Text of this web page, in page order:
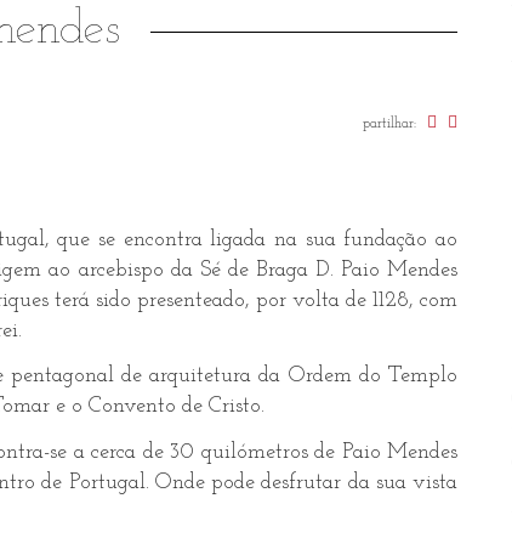
partilhar:
que se encontra ligada na sua fundação ao
ao arcebispo da Sé de Braga D. Paio Mendes
terá sido presenteado, por volta de 1128, com
pentagonal de arquitetura da Ordem do Templo
e o Convento de Cristo.
se a cerca de 30 quilómetros de Paio Mendes
de Portugal. Onde pode desfrutar da sua vista